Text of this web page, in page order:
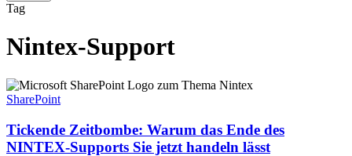
Close
Tag
Nintex-Support
Tickende
Zeitbombe:
das
Ende
SharePoint
Tickende Zeitbombe: Warum das Ende des
NINTEX-Supports Sie jetzt handeln lässt